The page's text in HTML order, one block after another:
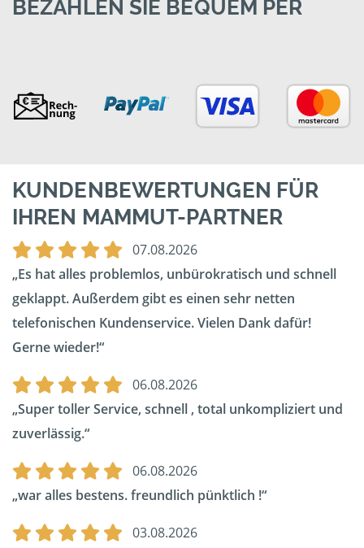
BEZAHLEN SIE BEQUEM PER
KUNDENBEWERTUNGEN FÜR
IHREN MAMMUT-PARTNER
07.08.2026
Es hat alles problemlos, unbürokratisch und schnell
geklappt. Außerdem gibt es einen sehr netten
telefonischen Kundenservice. Vielen Dank dafür!
Gerne wieder!
06.08.2026
Super toller Service, schnell , total unkompliziert und
zuverlässig.
06.08.2026
war alles bestens. freundlich pünktlich !
03.08.2026